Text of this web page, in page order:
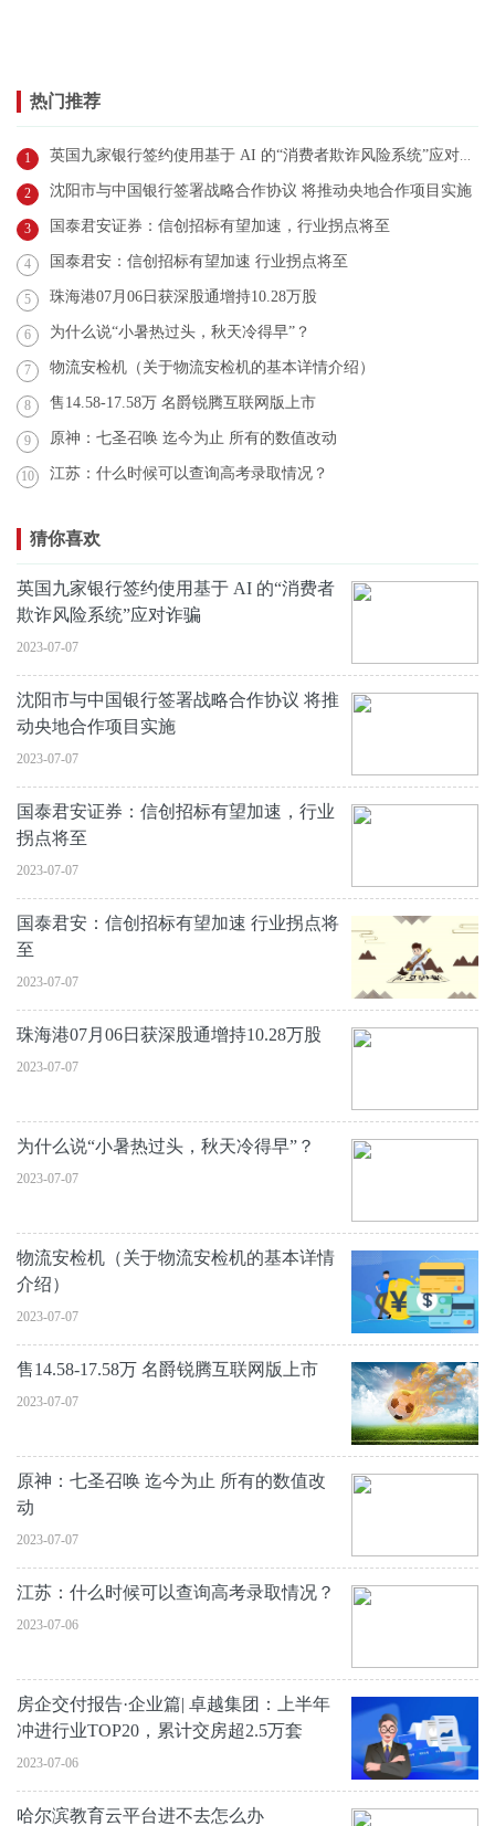
热门推荐
1 英国九家银行签约使用基于 AI 的“消费者欺诈风险系统”应对诈骗
2 沈阳市与中国银行签署战略合作协议 将推动央地合作项目实施
3 国泰君安证券：信创招标有望加速，行业拐点将至
4 国泰君安：信创招标有望加速 行业拐点将至
5 珠海港07月06日获深股通增持10.28万股
6 为什么说“小暑热过头，秋天冷得早”？
7 物流安检机（关于物流安检机的基本详情介绍）
8 售14.58-17.58万 名爵锐腾互联网版上市
9 原神：七圣召唤 迄今为止 所有的数值改动
10 江苏：什么时候可以查询高考录取情况？
猜你喜欢
英国九家银行签约使用基于 AI 的“消费者
欺诈风险系统”应对诈骗
2023-07-07
沈阳市与中国银行签署战略合作协议 将推
动央地合作项目实施
2023-07-07
国泰君安证券：信创招标有望加速，行业
拐点将至
2023-07-07
国泰君安：信创招标有望加速 行业拐点将
至
2023-07-07
珠海港07月06日获深股通增持10.28万股
2023-07-07
为什么说“小暑热过头，秋天冷得早”？
2023-07-07
物流安检机（关于物流安检机的基本详情
介绍）
2023-07-07
售14.58-17.58万 名爵锐腾互联网版上市
2023-07-07
原神：七圣召唤 迄今为止 所有的数值改
动
2023-07-07
江苏：什么时候可以查询高考录取情况？
2023-07-06
房企交付报告·企业篇| 卓越集团：上半年
冲进行业TOP20，累计交房超2.5万套
2023-07-06
哈尔滨教育云平台进不去怎么办